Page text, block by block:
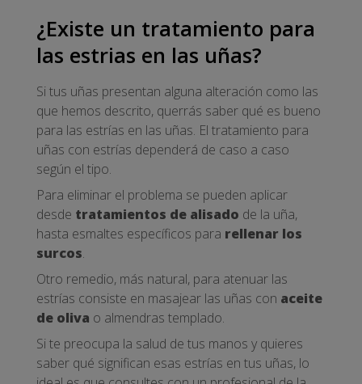
¿Existe un tratamiento para
las estrias en las uñas?
Si tus uñas presentan alguna alteración como las
que hemos descrito, querrás saber qué es bueno
para las estrías en las uñas. El tratamiento para
uñas con estrías dependerá de caso a caso
según el tipo.
Para eliminar el problema se pueden aplicar
desde tratamientos de alisado de la uña,
hasta esmaltes específicos para rellenar los
surcos.
Otro remedio, más natural, para atenuar las
estrías consiste en masajear las uñas con aceite
de oliva o almendras templado.
Si te preocupa la salud de tus manos y quieres
saber qué significan esas estrías en tus uñas, lo